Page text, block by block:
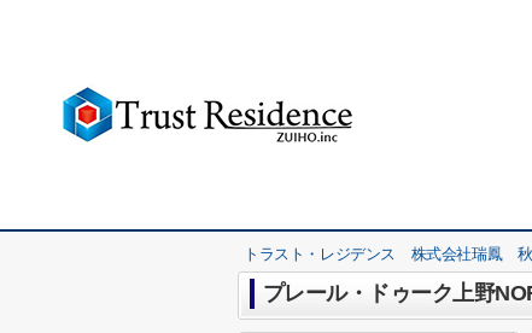
トラスト・レジデンス 株式会社瑞鳳
プレール・ドゥーク上野